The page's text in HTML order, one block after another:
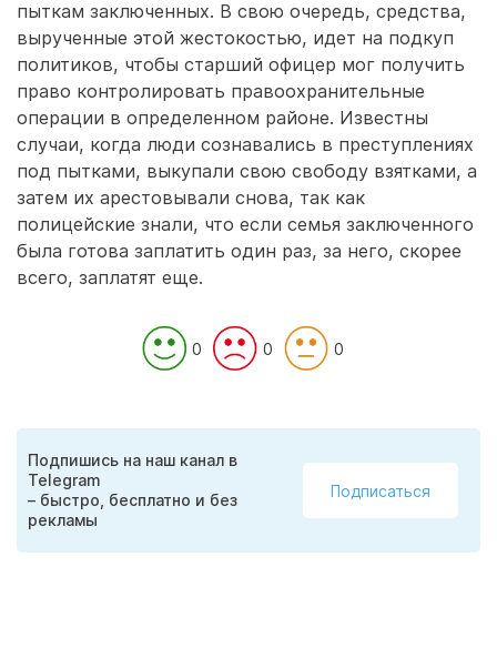
пыткам заключенных. В свою очередь, средства,
вырученные этой жестокостью, идет на подкуп
политиков, чтобы старший офицер мог получить
право контролировать правоохранительные
операции в определенном районе. Известны
случаи, когда люди сознавались в преступлениях
под пытками, выкупали свою свободу взятками, а
затем их арестовывали снова, так как
полицейские знали, что если семья заключенного
была готова заплатить один раз, за него, скорее
всего, заплатят еще.
0 0 0
Подпишись на наш канал в
Telegram
– быстро, бесплатно и без
рекламы
Подписаться